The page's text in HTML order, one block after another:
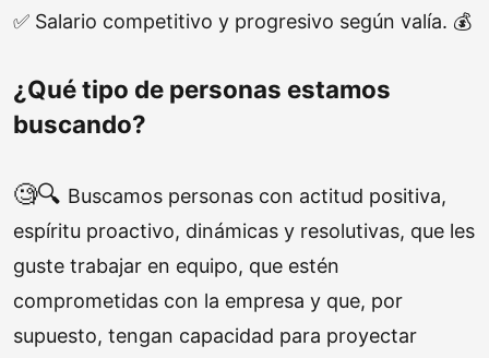
✅ Salario competitivo y progresivo según valía. 💰
¿Qué tipo de personas estamos
buscando?
🧐🔍 Buscamos personas con actitud positiva,
espíritu proactivo, dinámicas y resolutivas, que les
guste trabajar en equipo, que estén
comprometidas con la empresa y que, por
supuesto, tengan capacidad para proyectar